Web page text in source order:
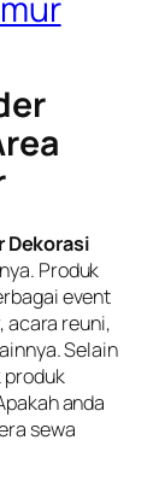
Dekorasi
Produk
event
acara reuni,
Selain
produk
anda
sewa